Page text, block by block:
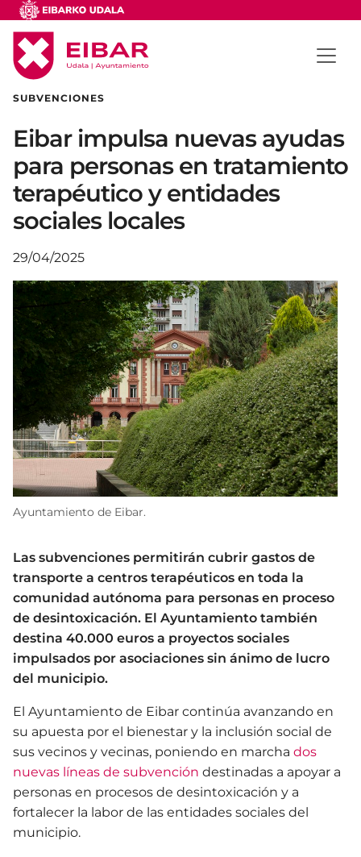
SUBVENCIONES
Eibar impulsa nuevas ayudas
para personas en tratamiento
terapéutico y entidades
sociales locales
29/04/2025
Ayuntamiento de Eibar.
Las subvenciones permitirán cubrir gastos de
transporte a centros terapéuticos en toda la
comunidad autónoma para personas en proceso
de desintoxicación. El Ayuntamiento también
destina 40.000 euros a proyectos sociales
impulsados por asociaciones sin ánimo de lucro
del municipio.
El Ayuntamiento de Eibar continúa avanzando en
su apuesta por el bienestar y la inclusión social de
sus vecinos y vecinas, poniendo en marcha dos
nuevas líneas de subvención destinadas a apoyar a
personas en procesos de desintoxicación y a
fortalecer la labor de las entidades sociales del
municipio.